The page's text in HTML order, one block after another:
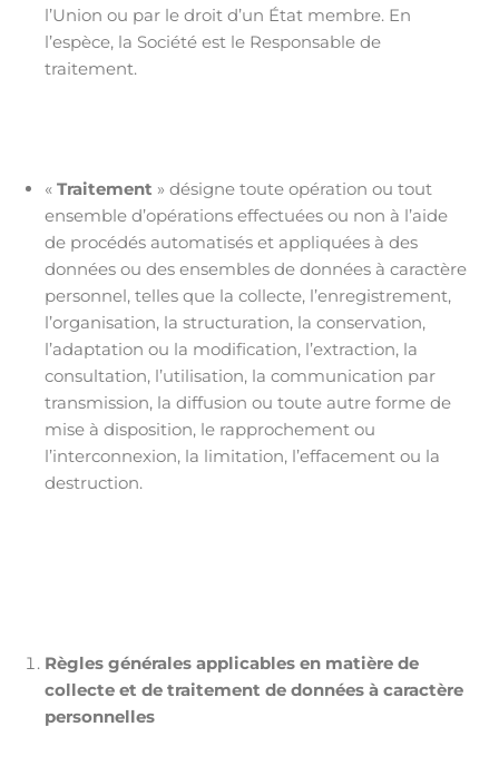
l’Union ou par le droit d’un État membre. En
l’espèce, la Société est le Responsable de
traitement.
« Traitement » désigne toute opération ou tout
ensemble d’opérations effectuées ou non à l’aide
de procédés automatisés et appliquées à des
données ou des ensembles de données à caractère
personnel, telles que la collecte, l’enregistrement,
l’organisation, la structuration, la conservation,
l’adaptation ou la modification, l’extraction, la
consultation, l’utilisation, la communication par
transmission, la diffusion ou toute autre forme de
mise à disposition, le rapprochement ou
l’interconnexion, la limitation, l’effacement ou la
destruction.
Règles générales applicables en matière de
collecte et de traitement de données à caractère
personnelles